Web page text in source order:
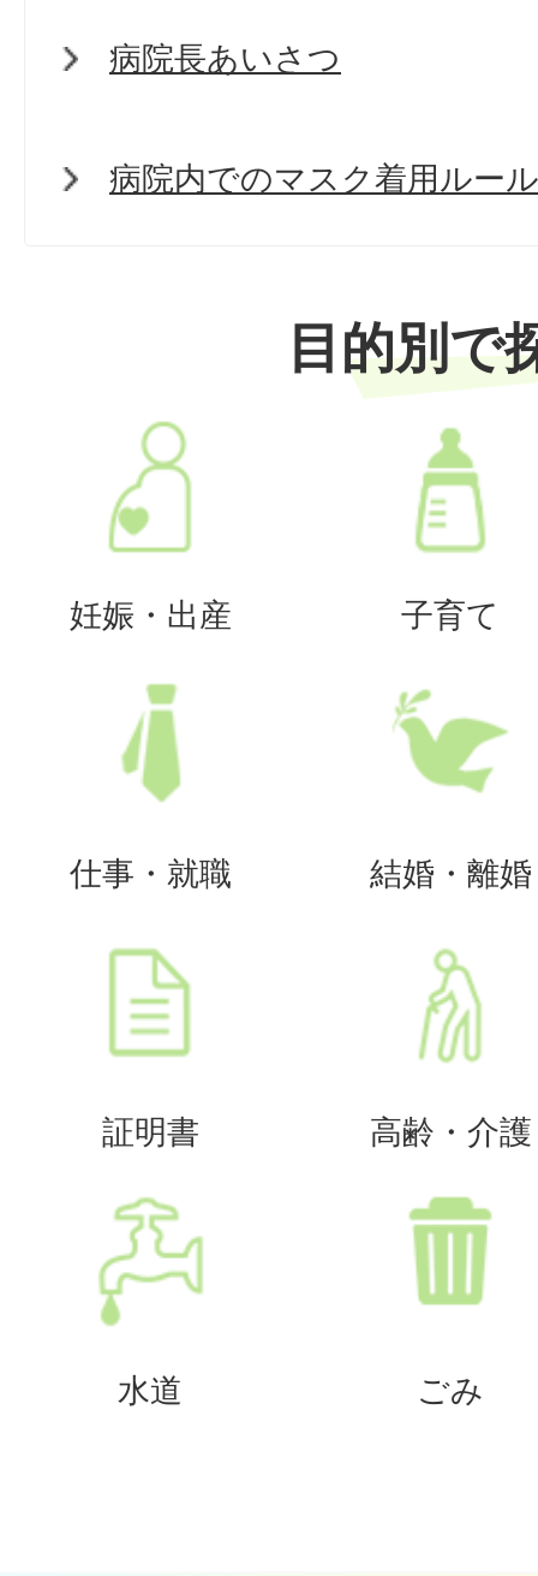
病院長あいさつ
病院内でのマスク着用ルー
目的別で
妊娠・出産 子育て
仕事・就職 結婚・離婚
証明書 高齢・介護
水道 ごみ